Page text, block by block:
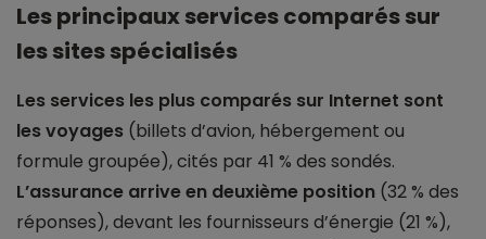
Les principaux services comparés sur
les sites spécialisés
Les services les plus comparés sur Internet sont
les voyages (billets d’avion, hébergement ou
formule groupée), cités par 41 % des sondés.
L’assurance arrive en deuxième position (32 % des
réponses), devant les fournisseurs d’énergie (21 %),